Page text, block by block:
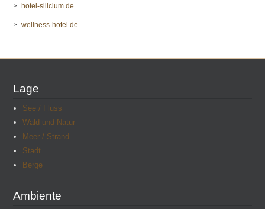
hotel-silicium.de
wellness-hotel.de
Lage
See / Fluss
Wald und Natur
Meer / Strand
Stadt
Berge
Ambiente